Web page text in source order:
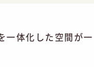
一体化した空間が一